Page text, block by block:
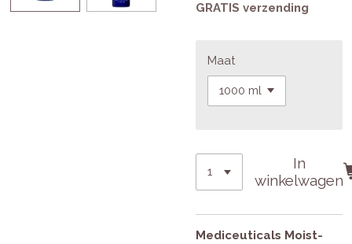
GRATIS verzending
Maat
In
winkelwagen
Mediceuticals Moist-